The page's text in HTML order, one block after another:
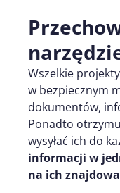
Wszelkie
w bezpiecznym
dokumentów,
Ponadto
wysyłać ich do
informacji w
na ich